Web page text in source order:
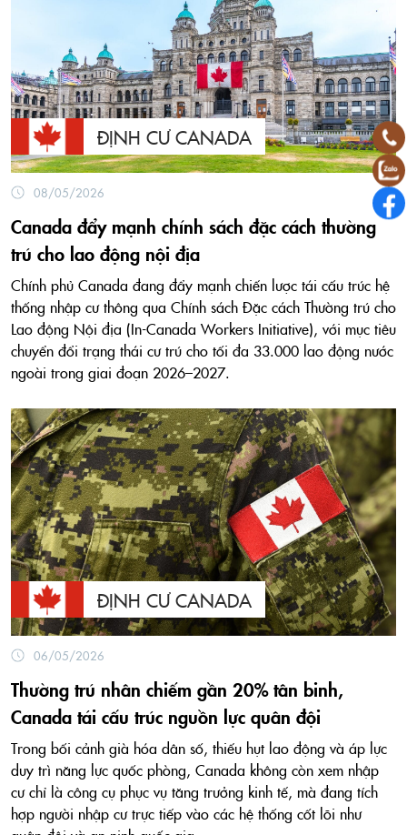
ĐỊNH CƯ CANADA
08/05/2026
Canada đẩy mạnh chính sách đặc cách thường
trú cho lao động nội địa
Chính phủ Canada đang đẩy mạnh chiến lược tái cấu trúc hệ
thống nhập cư thông qua Chính sách Đặc cách Thường trú cho
Lao động Nội địa (In-Canada Workers Initiative), với mục tiêu
chuyển đổi trạng thái cư trú cho tối đa 33.000 lao động nước
ngoài trong giai đoạn 2026–2027.
ĐỊNH CƯ CANADA
06/05/2026
Thường trú nhân chiếm gần 20% tân binh,
Canada tái cấu trúc nguồn lực quân đội
Trong bối cảnh già hóa dân số, thiếu hụt lao động và áp lực
duy trì năng lực quốc phòng, Canada không còn xem nhập
cư chỉ là công cụ phục vụ tăng trưởng kinh tế, mà đang tích
hợp người nhập cư trực tiếp vào các hệ thống cốt lõi như